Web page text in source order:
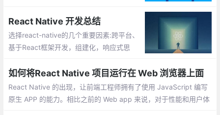
足现在很多APP的需求，而不止企业类的AP
P了。
React Native 开发总结
选择react-native的几个重要因素:跨平台、
基于React框架开发，组建化，响应式思
熟练使用的情况下），也可以调整前端开发
资源、热更新、新技术调研，扩展技术栈
如何将React Native 项目运行在 Web 浏览器上面
React Native 的出现，让前端工程师拥有了使用 JavaScript 编写
原生 APP 的能力。相比之前的 Web app 来说，对于性能和用户体